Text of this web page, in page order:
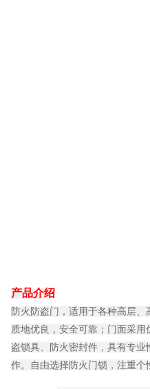
产品介绍
防火防盗门，适用于各种高层
质地优良，安全可靠；门面采
盗锁具、防火密封件，具有专
作。自由选择防火门锁，注重个